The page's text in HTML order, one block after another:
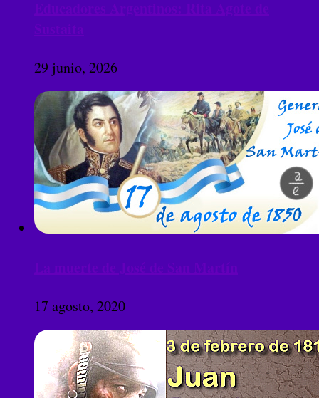
29 junio, 2026
17 agosto, 2020